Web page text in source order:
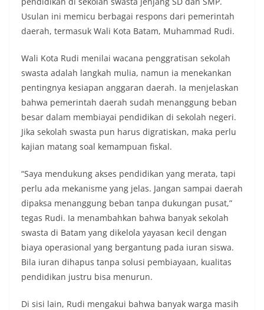
Usulan ini memicu berbagai respons dari pemerintah
daerah, termasuk Wali Kota Batam, Muhammad Rudi.
Wali Kota Rudi menilai wacana penggratisan sekolah
swasta adalah langkah mulia, namun ia menekankan
pentingnya kesiapan anggaran daerah. Ia menjelaskan
bahwa pemerintah daerah sudah menanggung beban
besar dalam membiayai pendidikan di sekolah negeri.
Jika sekolah swasta pun harus digratiskan, maka perlu
kajian matang soal kemampuan fiskal.
“Saya mendukung akses pendidikan yang merata, tapi
perlu ada mekanisme yang jelas. Jangan sampai daerah
dipaksa menanggung beban tanpa dukungan pusat,”
tegas Rudi. Ia menambahkan bahwa banyak sekolah
swasta di Batam yang dikelola yayasan kecil dengan
biaya operasional yang bergantung pada iuran siswa.
Bila iuran dihapus tanpa solusi pembiayaan, kualitas
pendidikan justru bisa menurun.
Di sisi lain, Rudi mengakui bahwa banyak warga masih